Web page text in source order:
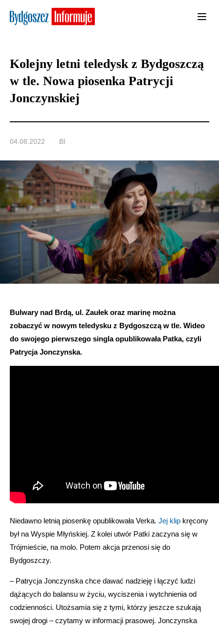
Kolejny letni teledysk z Bydgoszczą
w tle. Nowa piosenka Patrycji
Jonczynskiej
04.08.2022 BI
Bulwary nad Brdą, ul. Zaułek oraz marinę można
zobaczyć w nowym teledysku z Bydgoszczą w tle. Wideo
do swojego pierwszego singla opublikowała Patka, czyli
Patrycja Jonczynska.
Niedawno letnią piosenkę opublikowała Verka. Jej klip kręcony
był na Wyspie Młyńskiej. Z kolei utwór Patki zaczyna się w
Trójmieście, na molo. Potem akcja przenosi się do
Bydgoszczy.
– Patrycja Jonczynska chce dawać nadzieję i łączyć ludzi
dążących do balansu w życiu, wyciszenia i wytchnienia od
codzienności. Utożsamia się z tymi, którzy jeszcze szukają
swojej drogi – czytamy w informacji prasowej. Jonczynska